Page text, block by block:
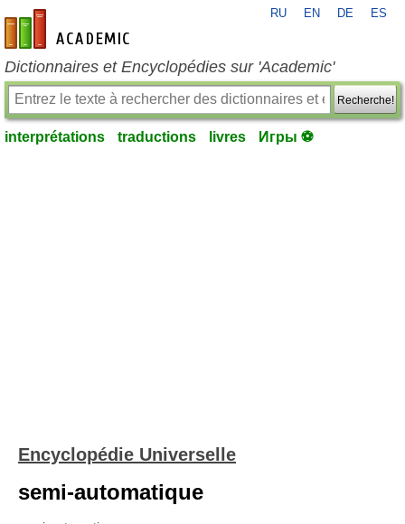
fr-academic.com
RU EN DE ES
Dictionnaires et Encyclopédies sur 'Academic'
Recherche!
interprétations traductions livres Игры ⚽
Encyclopédie Universelle
semi-automatique